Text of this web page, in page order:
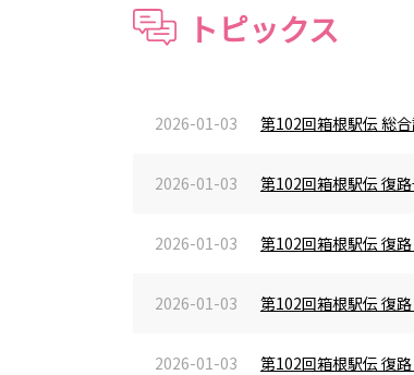
トピックス
2026-01-03 第102回箱根駅伝 総
2026-01-03 第102回箱根駅伝 復
2026-01-03 第102回箱根駅伝 復
2026-01-03 第102回箱根駅伝 復
2026-01-03 第102回箱根駅伝 復